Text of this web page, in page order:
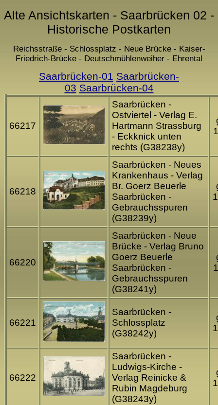
Alte Ansichtskarten - Saarbrücken 02 -
Historische Postkarten
Reichsstraße - Schlossplatz - Neue Brücke - Kaiser-
Friedrich-Brücke - Deutschmühlenweiher - Ehrental
Saarbrücken-01 Saarbrücken-
03 Saarbrücken-04
66217
Saarbrücken -
Ostviertel - Verlag E.
Hartmann Strassburg
- Eckknick unten
rechts (G38238y)
66218
Saarbrücken - Neues
Krankenhaus - Verlag
Br. Goerz Beuerle
Saarbrücken -
Gebrauchsspuren
(G38239y)
66220
Saarbrücken - Neue
Brücke - Verlag Bruno
Goerz Beuerle
Saarbrücken -
Gebrauchsspuren
(G38241y)
66221
Saarbrücken -
Schlossplatz
(G38242y)
66222
Saarbrücken -
Ludwigs-Kirche -
Verlag Reinicke &
Rubin Magdeburg
(G38243y)